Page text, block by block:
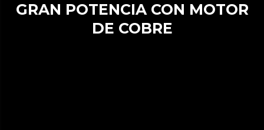
GRAN POTENCIA CON MOTOR
DE COBRE